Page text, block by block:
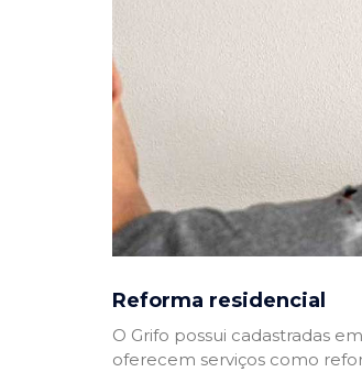
Reforma residencial
O Grifo possui cadastradas
oferecem serviços como